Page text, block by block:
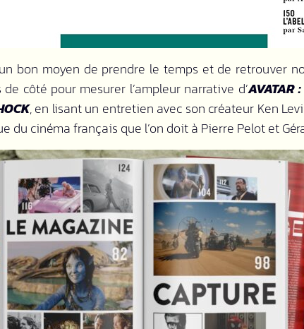
bon moyen de prendre le temps et de retrouver
côté pour mesurer l’ampleur narrative d’AVATAR
, en lisant un entretien avec son créateur Ken
du cinéma français que l’on doit à Pierre Pelot et